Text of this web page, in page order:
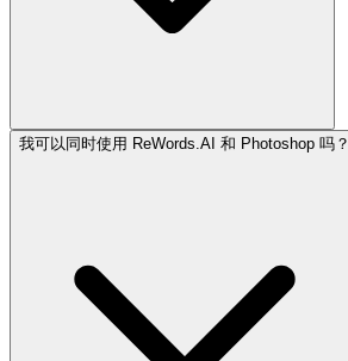
我可以同时使用 ReWords.AI 和 Photoshop 吗？